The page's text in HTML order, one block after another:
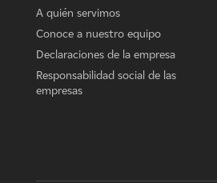
A quién servimos
Conoce a nuestro equipo
Declaraciones de la empresa
Responsabilidad social de las
empresas